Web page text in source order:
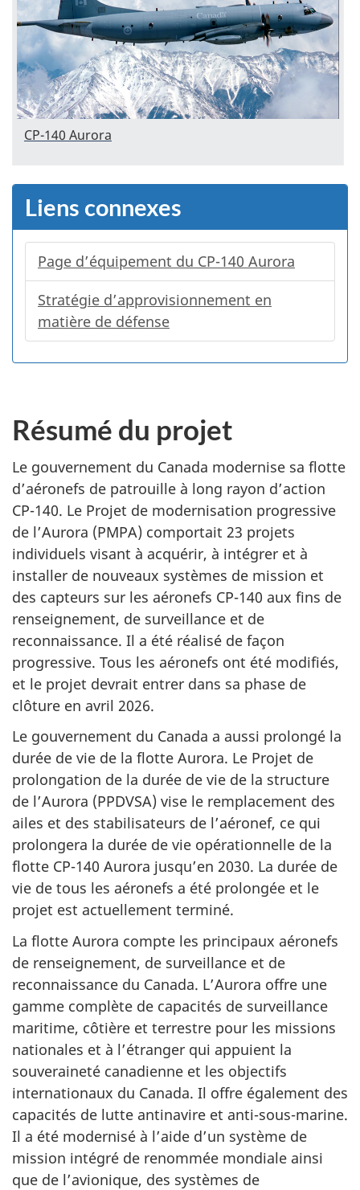
CP-140 Aurora
Liens connexes
Page d’équipement du CP-140 Aurora
Stratégie d’approvisionnement en
matière de défense
Résumé du projet
Le gouvernement du Canada modernise sa flotte
d’aéronefs de patrouille à long rayon d’action
CP-140. Le Projet de modernisation progressive
de l’Aurora (PMPA) comportait 23 projets
individuels visant à acquérir, à intégrer et à
installer de nouveaux systèmes de mission et
des capteurs sur les aéronefs CP-140 aux fins de
renseignement, de surveillance et de
reconnaissance. Il a été réalisé de façon
progressive. Tous les aéronefs ont été modifiés,
et le projet devrait entrer dans sa phase de
clôture en avril 2026.
Le gouvernement du Canada a aussi prolongé la
durée de vie de la flotte Aurora. Le Projet de
prolongation de la durée de vie de la structure
de l’Aurora (PPDVSA) vise le remplacement des
ailes et des stabilisateurs de l’aéronef, ce qui
prolongera la durée de vie opérationnelle de la
flotte CP-140 Aurora jusqu’en 2030. La durée de
vie de tous les aéronefs a été prolongée et le
projet est actuellement terminé.
La flotte Aurora compte les principaux aéronefs
de renseignement, de surveillance et de
reconnaissance du Canada. L’Aurora offre une
gamme complète de capacités de surveillance
maritime, côtière et terrestre pour les missions
nationales et à l’étranger qui appuient la
souveraineté canadienne et les objectifs
internationaux du Canada. Il offre également des
capacités de lutte antinavire et anti-sous-marine.
Il a été modernisé à l’aide d’un système de
mission intégré de renommée mondiale ainsi
que de l’avionique, des systèmes de